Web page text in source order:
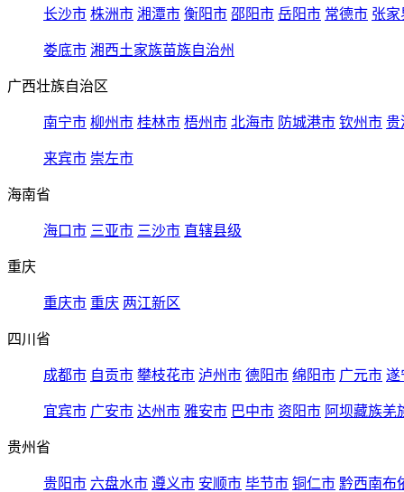
长沙市 株洲市 湘潭市 衡阳市 邵阳市 岳阳市 常德市 张家
娄底市 湘西土家族苗族自治州
广西壮族自治区
南宁市 柳州市 桂林市 梧州市 北海市 防城港市 钦州市 贵
来宾市 崇左市
海南省
海口市 三亚市 三沙市 直辖县级
重庆
重庆市 重庆 两江新区
四川省
成都市 自贡市 攀枝花市 泸州市 德阳市 绵阳市 广元市 遂
宜宾市 广安市 达州市 雅安市 巴中市 资阳市 阿坝藏族羌
贵州省
贵阳市 六盘水市 遵义市 安顺市 毕节市 铜仁市 黔西南布